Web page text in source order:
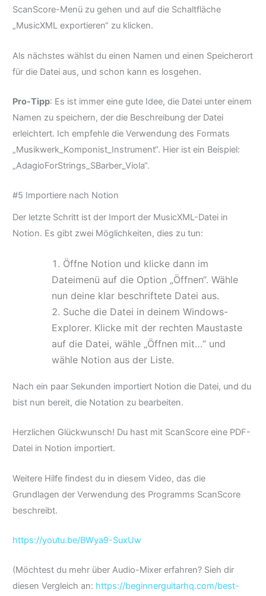
ScanScore-Menü zu gehen und auf die Schaltfläche
„MusicXML exportieren“ zu klicken.
Als nächstes wählst du einen Namen und einen Speicherort
für die Datei aus, und schon kann es losgehen.
Pro-Tipp: Es ist immer eine gute Idee, die Datei unter einem
Namen zu speichern, der die Beschreibung der Datei
erleichtert. Ich empfehle die Verwendung des Formats
„Musikwerk_Komponist_Instrument“. Hier ist ein Beispiel:
„AdagioForStrings_SBarber_Viola“.
#5 Importiere nach Notion
Der letzte Schritt ist der Import der MusicXML-Datei in
Notion. Es gibt zwei Möglichkeiten, dies zu tun:
Öffne Notion und klicke dann im
Dateimenü auf die Option „Öffnen“. Wähle
nun deine klar beschriftete Datei aus.
Suche die Datei in deinem Windows-
Explorer. Klicke mit der rechten Maustaste
auf die Datei, wähle „Öffnen mit…“ und
wähle Notion aus der Liste.
Nach ein paar Sekunden importiert Notion die Datei, und du
bist nun bereit, die Notation zu bearbeiten.
Herzlichen Glückwunsch! Du hast mit ScanScore eine PDF-
Datei in Notion importiert.
Weitere Hilfe findest du in diesem Video, das die
Grundlagen der Verwendung des Programms ScanScore
beschreibt.
https://youtu.be/BWya9-SuxUw
(Möchtest du mehr über Audio-Mixer erfahren? Sieh dir
diesen Vergleich an: https://beginnerguitarhq.com/best-